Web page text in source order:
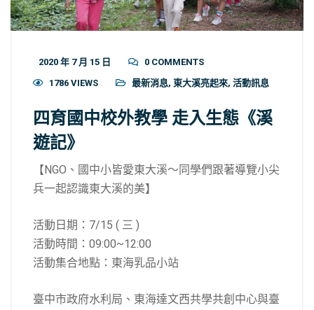
2020 年 7 月 15 日
0 COMMENTS
1786 VIEWS
最新消息, 東大溪亮起來, 活動訊息
四育國中校外教學 走入生態《溪
遊記》
【NGO、國中小皆愛東大溪～同學們跟著導覽小尖
兵一起認識東大溪的美】
活動日期：7/15 ( 三 )
活動時間：09:00~12:00
活動集合地點：東海乳品小站
臺中市政府水利局、東海達文西共學共創中心與臺